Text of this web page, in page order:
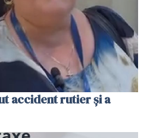
accident rutier și a